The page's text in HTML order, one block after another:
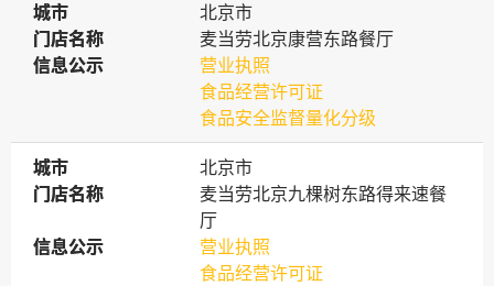
城市
城市
北京市
门店名称
门店名称
麦当劳北京康营东路餐厅
信息公示
信息公示
营业执照
食品经营许可证
食品安全监督量化分级
城市
城市
北京市
门店名称
门店名称
麦当劳北京九棵树东路得来速餐
厅
信息公示
信息公示
营业执照
食品经营许可证